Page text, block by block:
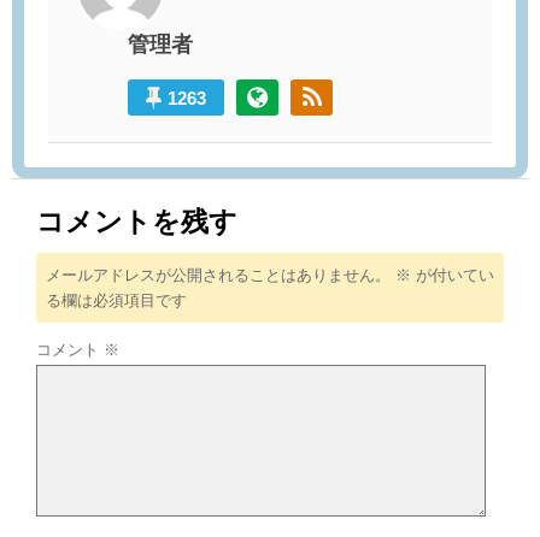
管理者
1263
コメントを残す
メールアドレスが公開されることはありません。 ※ が付いてい
る欄は必須項目です
コメント ※